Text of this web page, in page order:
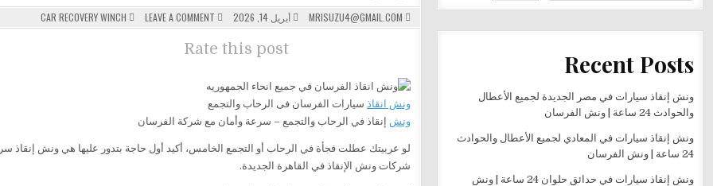
MRISUZU4@GMAIL.COM أبريل 14, 2026 LEAVE A COMMENT
ON
ونش
POSTED
IN
CAR RECOVERY WINCH
Rate this post
ونش انقاذ سيارات الفرسان فى الرحاب والتجمع
ونش إنقاذ في الرحاب والتجمع – سرعة وأمان مع شركة الفرسان
لو عربيتك عطلت فجأة في الرحاب أو التجمع الخامس، أكيد أول حاجة بتدور عليها هي ونش
شركات ونش الإنقاذ في القاهرة الجديدة.
Recent Posts
ونش إنقاذ سيارات في مصر الجديدة لجميع الأعطال
والحوادث 24 ساعة | ونش الفرسان
ونش إنقاذ سيارات في المعادي لجميع الأعطال والحوادث
24 ساعة | ونش الفرسان
ونش إنقاذ سيارات في حدائق حلوان 24 ساعة | ونش